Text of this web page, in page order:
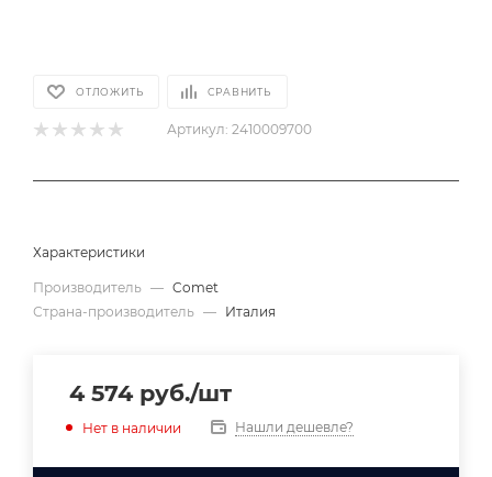
ОТЛОЖИТЬ СРАВНИТЬ
Артикул: 2410009700
Характеристики
Производитель — Comet
Страна-производитель — Италия
4 574руб./шт
Нет в наличии Нашли дешевле?